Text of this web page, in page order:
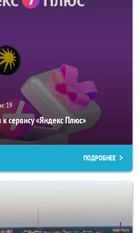
19
сервису «Яндекс Плюс»
ПОДРОБНЕЕ